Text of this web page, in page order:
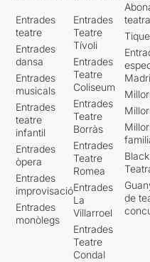
Entrades
teatre
Entrades
dansa
Entrades
musicals
Entrades
teatre
infantil
Entrades
òpera
Entrades
improvisació
Entrades
monòlegs
Entrades
Teatre
Tívoli
Entrades
Teatre
Coliseum
Entrades
Teatre
Borràs
Entrades
Teatre
Romea
Entrades
La
Villarroel
Entrades
Teatre
Condal
de